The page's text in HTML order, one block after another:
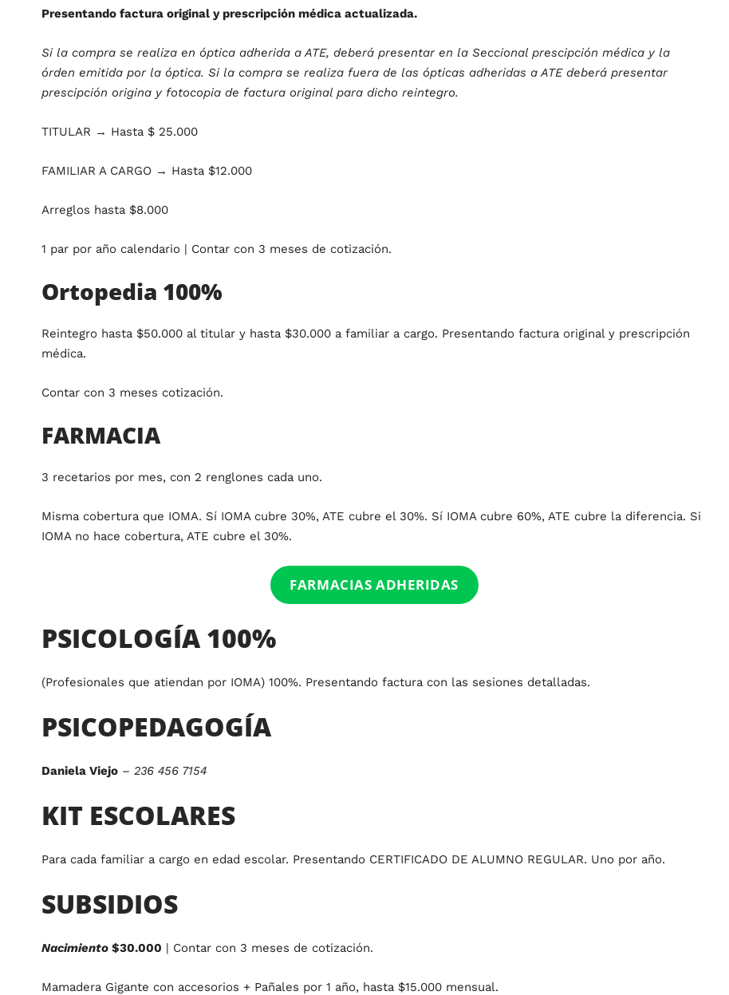
Presentando factura original y prescripción médica actualizada.
Si la compra se realiza en óptica adherida a ATE, deberá presentar en la Seccional prescipción médica y la
órden emitida por la óptica. Si la compra se realiza fuera de las ópticas adheridas a ATE deberá presentar
prescipción origina y fotocopia de factura original para dicho reintegro.
TITULAR → Hasta $ 25.000
FAMILIAR A CARGO → Hasta $12.000
Arreglos hasta $8.000
1 par por año calendario | Contar con 3 meses de cotización.
Ortopedia 100%
Reintegro hasta $50.000 al titular y hasta $30.000 a familiar a cargo. Presentando factura original y prescripción
médica.
Contar con 3 meses cotización.
FARMACIA
3 recetarios por mes, con 2 renglones cada uno.
Misma cobertura que IOMA. Sí IOMA cubre 30%, ATE cubre el 30%. Sí IOMA cubre 60%, ATE cubre la diferencia. Si
IOMA no hace cobertura, ATE cubre el 30%.
FARMACIAS ADHERIDAS
PSICOLOGÍA 100%
(Profesionales que atiendan por IOMA) 100%. Presentando factura con las sesiones detalladas.
PSICOPEDAGOGÍA
Daniela Viejo – 236 456 7154
KIT ESCOLARES
Para cada familiar a cargo en edad escolar. Presentando CERTIFICADO DE ALUMNO REGULAR. Uno por año.
SUBSIDIOS
Nacimiento $30.000 | Contar con 3 meses de cotización.
Mamadera Gigante con accesorios + Pañales por 1 año, hasta $15.000 mensual.